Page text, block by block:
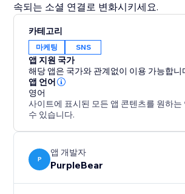
속되는 소셜 연결로 변화시키세요.
카테고리
마케팅 SNS
앱 지원 국가
해당 앱은 국가와 관계없이 이용 가능합니
앱 언어
영어
사이트에 표시된 모든 앱 콘텐츠를 원하는
수 있습니다.
P
앱 개발자
PurpleBear